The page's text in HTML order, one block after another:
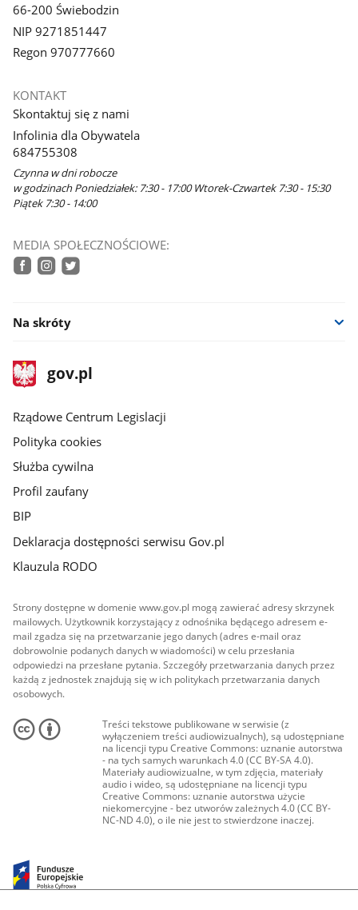
66-200 Świebodzin
NIP 9271851447
Regon 970777660
KONTAKT
Skontaktuj się z nami
Infolinia dla Obywatela
684755308
Czynna w dni robocze
w godzinach Poniedziałek: 7:30 - 17:00 Wtorek-Czwartek 7:30 - 15:30
Piątek 7:30 - 14:00
MEDIA SPOŁECZNOŚCIOWE:
Na skróty
stopka
gov.plStrona
gov.pl
Rządowe Centrum Legislacji
Polityka cookies
Służba cywilna
Profil zaufany
BIP
Deklaracja dostępności serwisu Gov.pl
Klauzula RODO
Strony dostępne w domenie www.gov.pl mogą zawierać adresy skrzynek
mailowych. Użytkownik korzystający z odnośnika będącego adresem e-
mail zgadza się na przetwarzanie jego danych (adres e-mail oraz
dobrowolnie podanych danych w wiadomości) w celu przesłania
odpowiedzi na przesłane pytania. Szczegóły przetwarzania danych przez
każdą z jednostek znajdują się w ich politykach przetwarzania danych
osobowych.
Treści tekstowe publikowane w serwisie (z
wyłączeniem treści audiowizualnych), są udostępniane
na licencji typu Creative Commons: uznanie autorstwa
- na tych samych warunkach 4.0 (CC BY-SA 4.0).
Materiały audiowizualne, w tym zdjęcia, materiały
audio i wideo, są udostępniane na licencji typu
Creative Commons: uznanie autorstwa użycie
niekomercyjne - bez utworów zależnych 4.0 (CC BY-
NC-ND 4.0), o ile nie jest to stwierdzone inaczej.